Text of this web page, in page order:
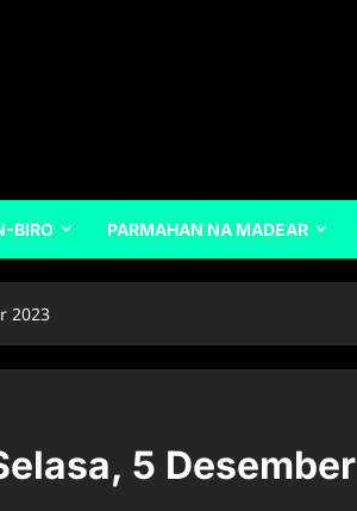
BIRO PARMAHAN NA MADEAR
2023
5 Desember